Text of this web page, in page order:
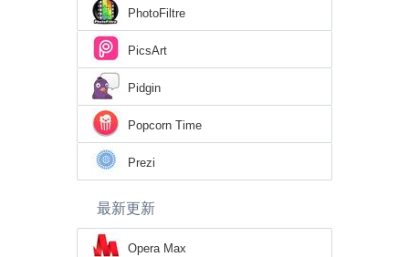
PhotoFiltre
PicsArt
Pidgin
Popcorn Time
Prezi
最新更新
Opera Max